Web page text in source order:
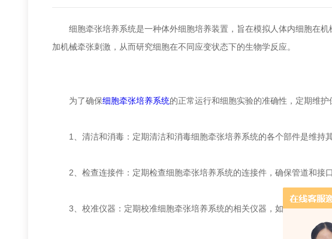
细胞牵张培养系统是一种体外细胞培养装置，旨在模拟人体内细胞在机
加机械牵张刺激，从而研究细胞在不同应变状态下的生物学反应。
为了确保细胞牵张培养系统的正常运行和细胞实验的准确性，定期维
1、清洁和消毒：定期清洁和消毒细胞牵张培养系统的各个部件是维持
2、检查连接件：定期检查细胞牵张培养系统的连接件，确保管道和接
3、校准仪器：定期校准细胞牵张培养系统的相关仪器，如张力传感器